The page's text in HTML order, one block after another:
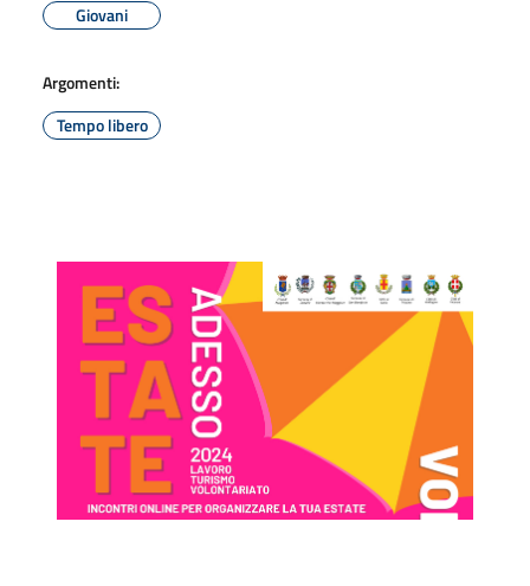
Giovani
Argomenti:
Tempo libero